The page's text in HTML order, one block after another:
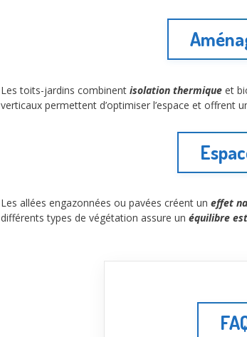
Les toits-jardins combinent isolation thermique et
verticaux permettent d’optimiser l’espace et offrent
Les allées engazonnées ou pavées créent un effet
différents types de végétation assure un équilibre